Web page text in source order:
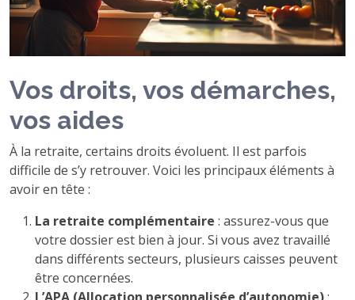
Vos droits, vos démarches,
vos aides
À la retraite, certains droits évoluent. Il est parfois
difficile de s’y retrouver. Voici les principaux éléments à
avoir en tête :
La retraite complémentaire : assurez-vous que
votre dossier est bien à jour. Si vous avez travaillé
dans différents secteurs, plusieurs caisses peuvent
être concernées.